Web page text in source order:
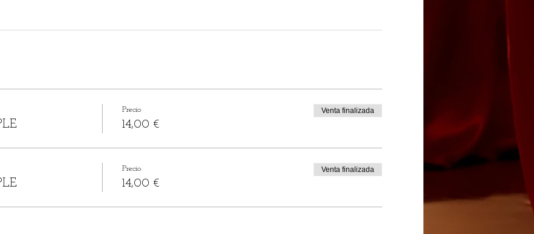
Precio
14,00 €
Venta finalizada
Precio
14,00 €
Venta finalizada